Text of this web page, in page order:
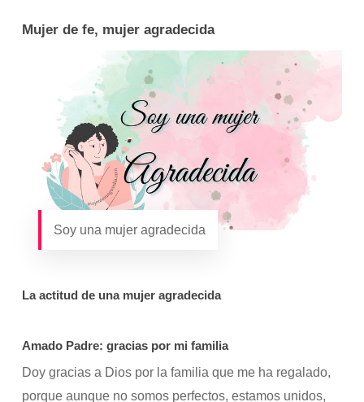
Mujer de fe, mujer agradecida
Soy una mujer agradecida
La actitud de una mujer agradecida
Amado Padre: gracias por mi familia
Doy gracias a Dios por la familia que me ha regalado,
porque aunque no somos perfectos, estamos unidos,